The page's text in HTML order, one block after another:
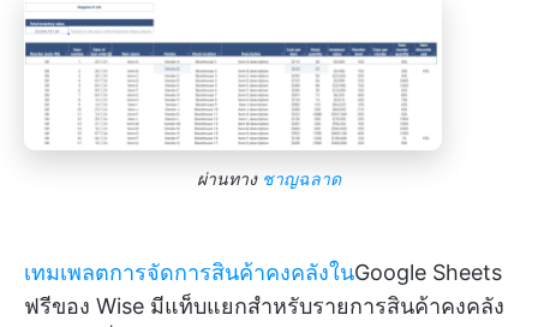
ผ่านทาง ชาญฉลาด
เทมเพลตการจัดการสินค้าคงคลังในGoogle Sheets
ฟรีของ Wise มีแท็บแยกสำหรับรายการสินค้าคงคลัง